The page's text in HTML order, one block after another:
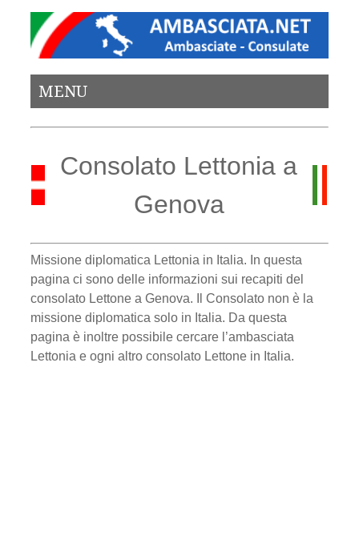
MENU
Consolato Lettonia a
Genova
Missione diplomatica Lettonia in Italia. In questa
pagina ci sono delle informazioni sui recapiti del
consolato Lettone a Genova. Il Consolato non è la
missione diplomatica solo in Italia. Da questa
pagina è inoltre possibile cercare l’ambasciata
Lettonia e ogni altro consolato Lettone in Italia.